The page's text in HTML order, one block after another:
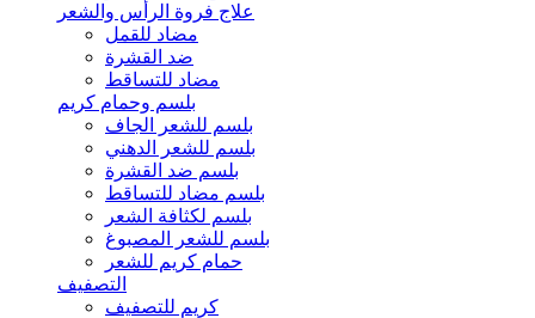
علاج فروة الرأس والشعر
مضاد للقمل
ضد القشرة
مضاد للتساقط
بلسم وحمام كريم
بلسم للشعر الجاف
بلسم للشعر الدهني
بلسم ضد القشرة
بلسم مضاد للتساقط
بلسم لكثافة الشعر
بلسم للشعر المصبوغ
حمام كريم للشعر
التصفيف
كريم للتصفيف